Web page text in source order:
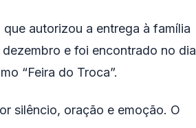
autorizou a entrega à família
e foi encontrado no dia
“Feira do Troca”.
silêncio, oração e emoção. O